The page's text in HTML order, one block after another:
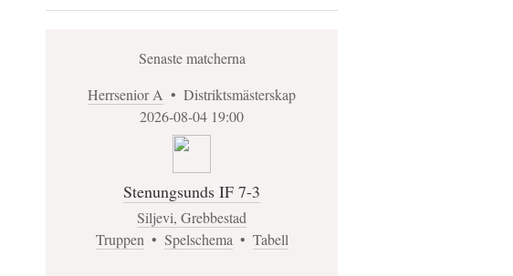
Senaste matcherna
Herrsenior A • Distriktsmästerskap
2026-08-04 19:00
Stenungsunds IF 7-3
Siljevi, Grebbestad
Truppen • Spelschema • Tabell